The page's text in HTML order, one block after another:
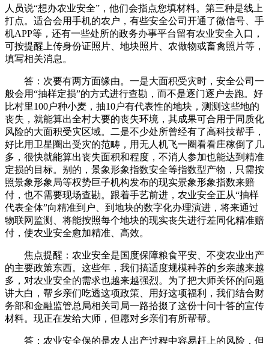
人员说“想办农业安全”，他们会指点您填材料。第三种是线上
打点。适合会用手机的农户，有些安全公司开通了微信号、手
机APP等，还有一些处所的政务办事平台留有农业安全入口，
可按提醒上传身份证照片、地块照片、农做物或畜禽照片等，
填写相关消息。
答：次要有两方面缘由。一是大面积受灾时，安全公司一
般会用“抽样定损”的方式进行查勘，而不是逐门逐户去跑。好
比村里100户种小麦，抽10户有代表性的地块，测测这些地的
丧失，就能算出全村大要的丧失环境，其成果可合用于同质化
风险的大面积受灾区域。二是不少处所曾经有了高科技帮手，
好比用卫星圈出受灾的范畴，用无人机飞一圈看看庄稼倒了几
多，很快就能算出丧失面积和程度，不消人参加也能达到精准
定损的目标。别的，景象形象指数安全等指数型产物，只需按
照景象形象局等权势巨子机构发布的现实景象形象指数来赔
付，也不需要现场查勘。跟着手艺前进，农业安全正从“抽样
代表全体”向精准到户、到地块的数字化办理演进，将来通过
物联网监测、将能按照每个地块的现实丧失进行差同化精准赔
付，使农业安全愈加精准、高效。
焦点提醒：农业安全是国度保障粮食平安、不变农业出产
的主要政策东西。这些年，我们搞适度规模种养的乡亲越来越
多，对农业安全的需求也越来越强烈。为了把大师关怀的问题
讲大白，帮乡亲们吃透这项政策、用好这项福利，我们结合财
务部和金融监管总局相关司局一路拾掇了这份十问十答的宣传
材料。现正在发给大师，但愿对乡亲们有所帮帮。
答：农业安全保的是农人出产过程中容易赶上的风险，但